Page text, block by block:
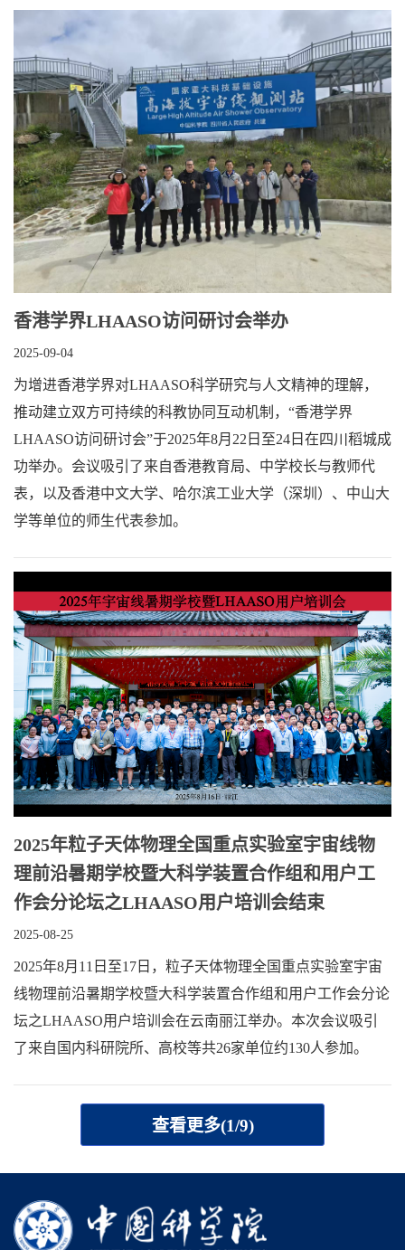
香港学界LHAASO访问研讨会举办
2025-09-04
为增进香港学界对LHAASO科学研究与人文精神的理解，
推动建立双方可持续的科教协同互动机制，“香港学界
LHAASO访问研讨会”于2025年8月22日至24日在四川稻城成
功举办。会议吸引了来自香港教育局、中学校长与教师代
表，以及香港中文大学、哈尔滨工业大学（深圳）、中山大
学等单位的师生代表参加。
2025年粒子天体物理全国重点实验室宇宙线物
理前沿暑期学校暨大科学装置合作组和用户工
作会分论坛之LHAASO用户培训会结束
2025-08-25
2025年8月11日至17日，粒子天体物理全国重点实验室宇宙
线物理前沿暑期学校暨大科学装置合作组和用户工作会分论
坛之LHAASO用户培训会在云南丽江举办。本次会议吸引
了来自国内科研院所、高校等共26家单位约130人参加。
查看更多(1/9)